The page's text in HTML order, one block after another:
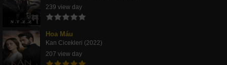
239 view day
Hoa Máu
Kan Cicekleri (2022)
207 view day